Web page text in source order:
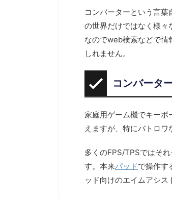
コンバーターという言
の世界だけではなく様々
なのでweb検索などで情
しれません。
コンバータ
家庭用ゲーム機でキーボ
えますが、特にバトロワ
多くのFPS/TPSではそ
す。本来パッドで操作す
ッド向けのエイムアシス